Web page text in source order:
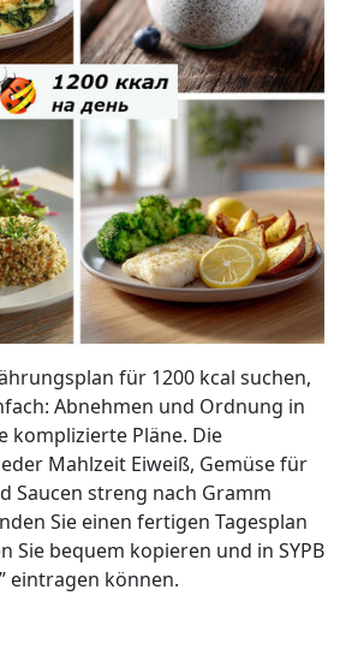
für 1200 kcal suchen,
Abnehmen und Ordnung in
komplizierte Pläne. Die
Mahlzeit Eiweiß, Gemüse für
Saucen streng nach Gramm
Sie einen fertigen Tagesplan
Sie bequem kopieren und in SYPB
eintragen können.